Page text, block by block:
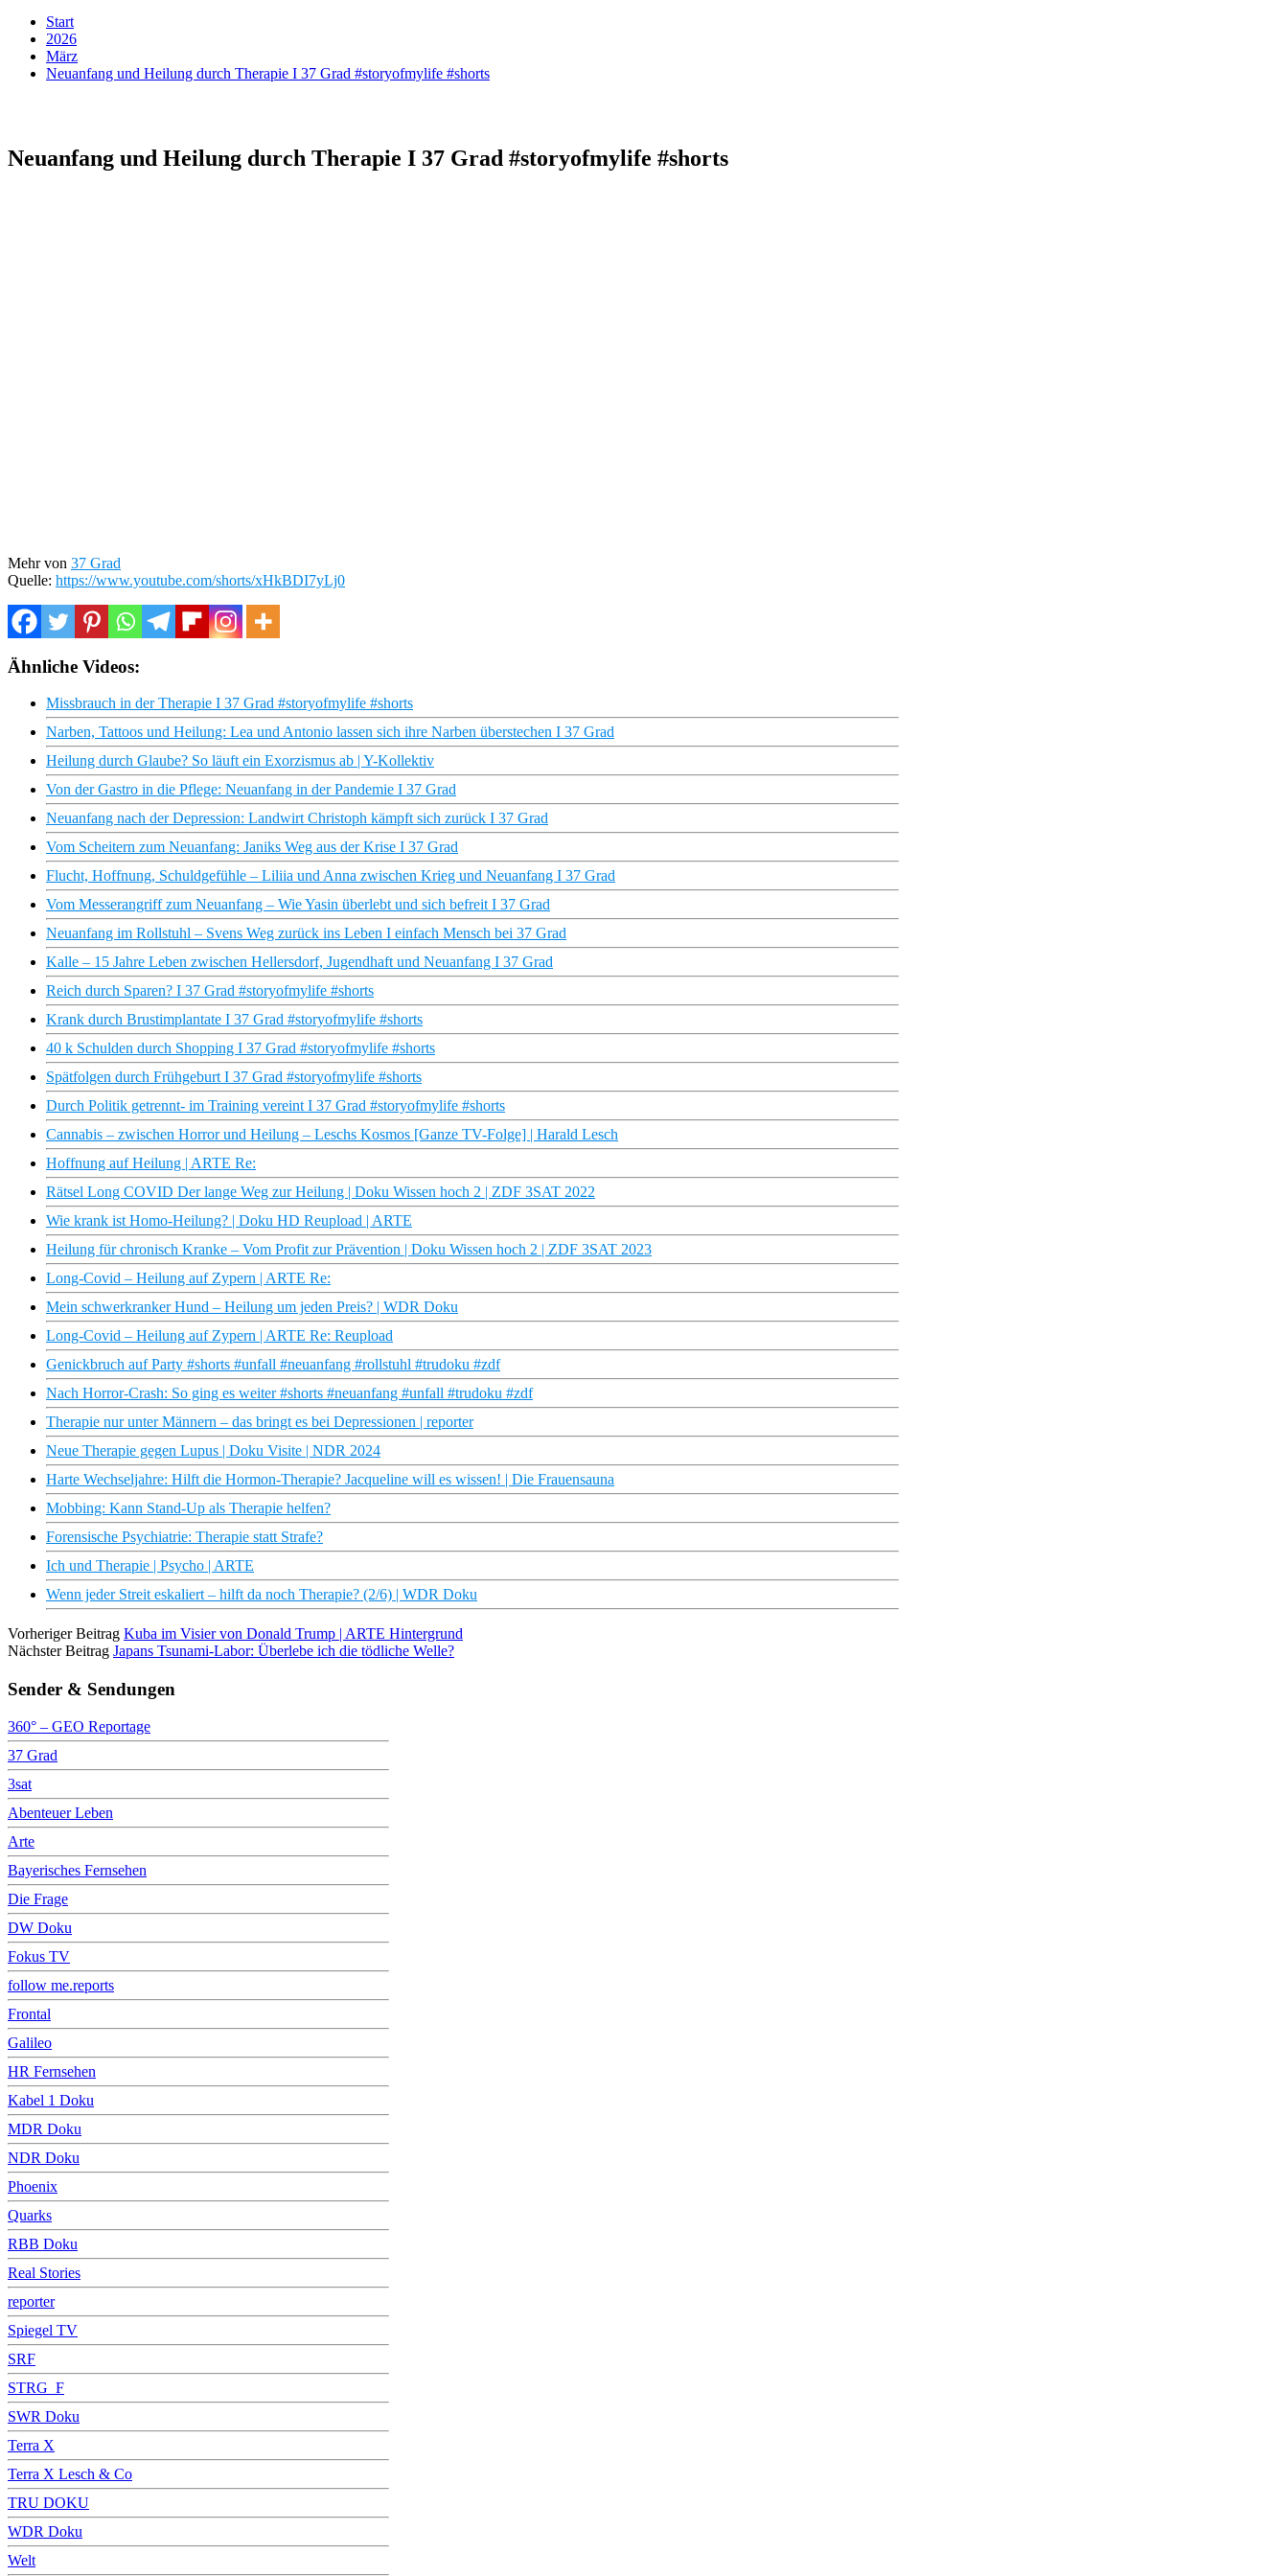
Start
2026
März
Neuanfang und Heilung durch Therapie I 37 Grad #storyofmylife #shorts
Neuanfang und Heilung durch Therapie I 37 Grad #storyofmylife #shorts
Mehr von 37 Grad
Quelle: https://www.youtube.com/shorts/xHkBDI7yLj0
Ähnliche Videos:
Missbrauch in der Therapie I 37 Grad #storyofmylife #shorts
Narben, Tattoos und Heilung: Lea und Antonio lassen sich ihre Narben überstechen I 37 Grad
Heilung durch Glaube? So läuft ein Exorzismus ab | Y-Kollektiv
Von der Gastro in die Pflege: Neuanfang in der Pandemie I 37 Grad
Neuanfang nach der Depression: Landwirt Christoph kämpft sich zurück I 37 Grad
Vom Scheitern zum Neuanfang: Janiks Weg aus der Krise I 37 Grad
Flucht, Hoffnung, Schuldgefühle – Liliia und Anna zwischen Krieg und Neuanfang I 37 Grad
Vom Messerangriff zum Neuanfang – Wie Yasin überlebt und sich befreit I 37 Grad
Neuanfang im Rollstuhl – Svens Weg zurück ins Leben I einfach Mensch bei 37 Grad
Kalle – 15 Jahre Leben zwischen Hellersdorf, Jugendhaft und Neuanfang I 37 Grad
Reich durch Sparen? I 37 Grad #storyofmylife #shorts
Krank durch Brustimplantate I 37 Grad #storyofmylife #shorts
40 k Schulden durch Shopping I 37 Grad #storyofmylife #shorts
Spätfolgen durch Frühgeburt I 37 Grad #storyofmylife #shorts
Durch Politik getrennt- im Training vereint I 37 Grad #storyofmylife #shorts
Cannabis – zwischen Horror und Heilung – Leschs Kosmos [Ganze TV-Folge] | Harald Lesch
Hoffnung auf Heilung | ARTE Re:
Rätsel Long COVID Der lange Weg zur Heilung | Doku Wissen hoch 2 | ZDF 3SAT 2022
Wie krank ist Homo-Heilung? | Doku HD Reupload | ARTE
Heilung für chronisch Kranke – Vom Profit zur Prävention | Doku Wissen hoch 2 | ZDF 3SAT 2023
Long-Covid – Heilung auf Zypern | ARTE Re:
Mein schwerkranker Hund – Heilung um jeden Preis? | WDR Doku
Long-Covid – Heilung auf Zypern | ARTE Re: Reupload
Genickbruch auf Party #shorts #unfall #neuanfang #rollstuhl #trudoku #zdf
Nach Horror-Crash: So ging es weiter #shorts #neuanfang #unfall #trudoku #zdf
Therapie nur unter Männern – das bringt es bei Depressionen | reporter
Neue Therapie gegen Lupus | Doku Visite | NDR 2024
Harte Wechseljahre: Hilft die Hormon-Therapie? Jacqueline will es wissen! | Die Frauensauna
Mobbing: Kann Stand-Up als Therapie helfen?
Forensische Psychiatrie: Therapie statt Strafe?
Ich und Therapie | Psycho | ARTE
Wenn jeder Streit eskaliert – hilft da noch Therapie? (2/6) | WDR Doku
Vorheriger Beitrag Kuba im Visier von Donald Trump | ARTE Hintergrund
Nächster Beitrag Japans Tsunami-Labor: Überlebe ich die tödliche Welle?
Sender & Sendungen
360° – GEO Reportage
37 Grad
3sat
Abenteuer Leben
Arte
Bayerisches Fernsehen
Die Frage
DW Doku
Fokus TV
follow me.reports
Frontal
Galileo
HR Fernsehen
Kabel 1 Doku
MDR Doku
NDR Doku
Phoenix
Quarks
RBB Doku
Real Stories
reporter
Spiegel TV
SRF
STRG_F
SWR Doku
Terra X
Terra X Lesch & Co
TRU DOKU
WDR Doku
Welt